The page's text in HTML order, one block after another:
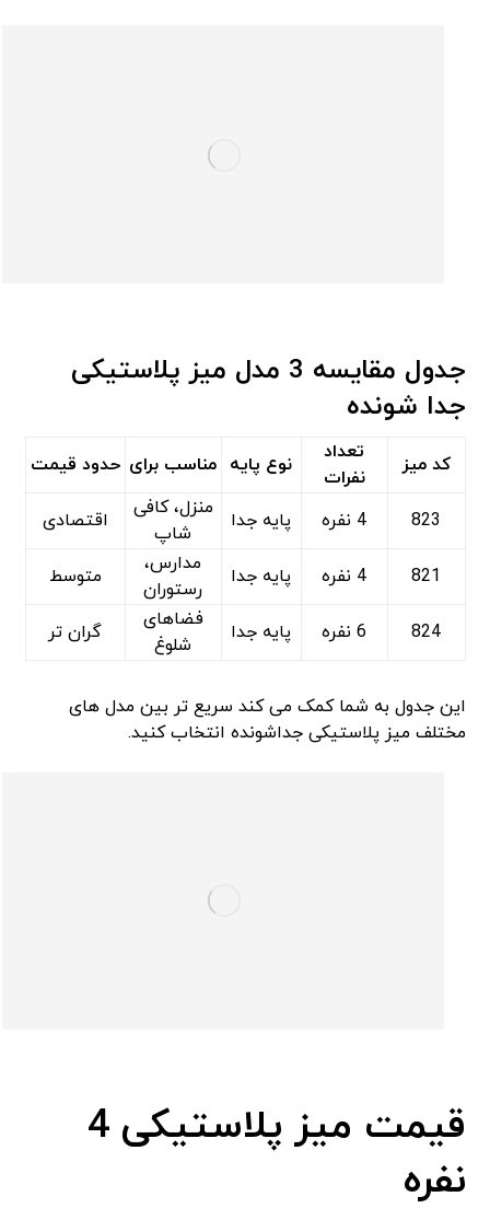
جدول مقایسه 3 مدل میز پلاستیکی
جدا شونده
کد میز
تعداد
نفرات
نوع پایه مناسب برای حدود قیمت
823 4 نفره پایه جدا
منزل، کافی
‌شاپ
اقتصادی
821 4 نفره پایه جدا
مدارس،
رستوران
متوسط
824 6 نفره پایه جدا
فضاهای
شلوغ
گران تر
این جدول به شما کمک می ‌کند سریع ‌تر بین مدل ‌های
مختلف میز پلاستیکی جداشونده انتخاب کنید.
قیمت میز پلاستیکی 4
نفره